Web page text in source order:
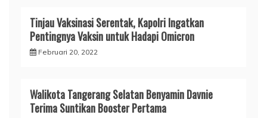
Tinjau Vaksinasi Serentak, Kapolri Ingatkan
Pentingnya Vaksin untuk Hadapi Omicron
Februari 20, 2022
Walikota Tangerang Selatan Benyamin Davnie
Terima Suntikan Booster Pertama